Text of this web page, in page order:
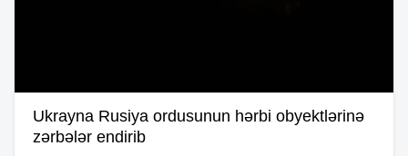
Ukrayna Rusiya ordusunun hərbi obyektlərinə
zərbələr endirib